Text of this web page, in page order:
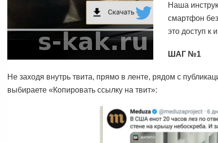
Наша
смартфон
это доступ к
ШАГ №1
Не заходя внутрь твита, прямо в ленте, рядом с
выбираете «Копировать ссылку на твит»: